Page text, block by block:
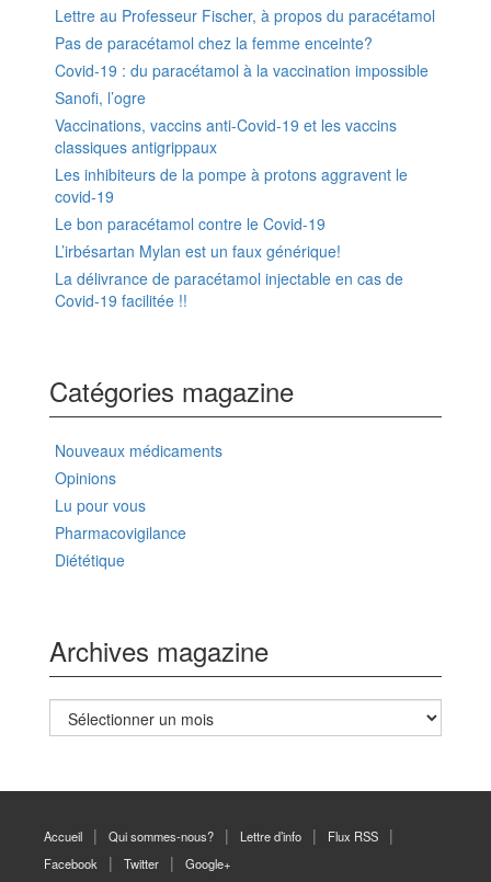
Lettre au Professeur Fischer, à propos du paracétamol
Pas de paracétamol chez la femme enceinte?
Covid-19 : du paracétamol à la vaccination impossible
Sanofi, l’ogre
Vaccinations, vaccins anti-Covid-19 et les vaccins
classiques antigrippaux
Les inhibiteurs de la pompe à protons aggravent le
covid-19
Le bon paracétamol contre le Covid-19
L’irbésartan Mylan est un faux générique!
La délivrance de paracétamol injectable en cas de
Covid-19 facilitée !!
Catégories magazine
Nouveaux médicaments
Opinions
Lu pour vous
Pharmacovigilance
Diététique
Archives magazine
Archives
magazine
Accueil Qui sommes-nous? Lettre d’info
Flux RSS
Facebook
Twitter Google+